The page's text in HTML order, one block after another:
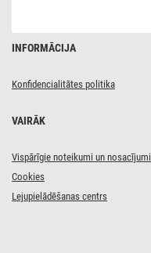
INFORMĀCIJA
Konfidencialitātes politika
VAIRĀK
Vispārīgie noteikumi un nosacījumi
Cookies
Lejupielādēšanas centrs